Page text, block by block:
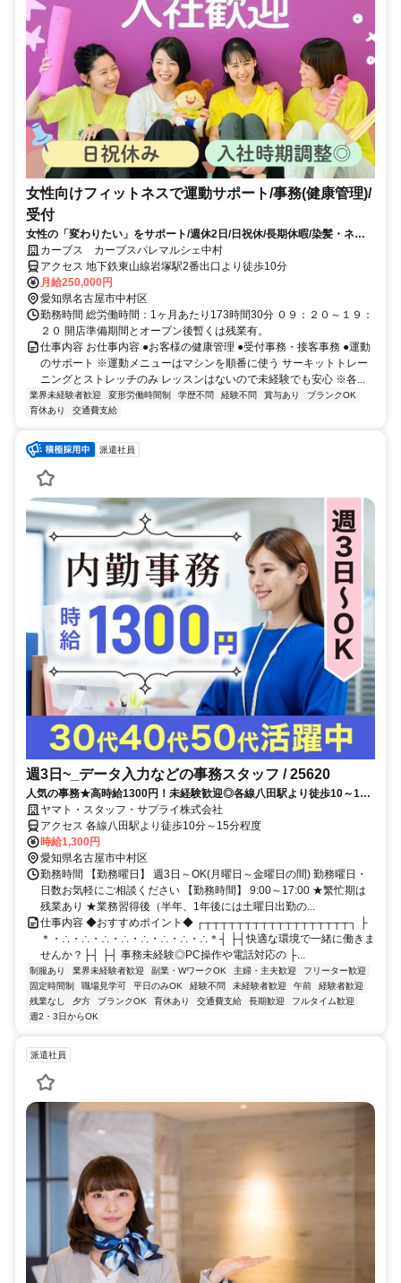
女性向けフィットネスで運動サポート/事務(健康管理)/
受付
女性の「変わりたい」をサポート/週休2日/日祝休/長期休暇/染髪・ネイ
ルOK※規定内
カーブス カーブスパレマルシェ中村
アクセス 地下鉄東山線岩塚駅2番出口より徒歩10分
月給250,000円
愛知県名古屋市中村区
勤務時間 総労働時間：1ヶ月あたり173時間30分 ０９：２０～１９：
２０ 開店準備期間とオープン後暫くは残業有。
仕事内容 お仕事内容 ●お客様の健康管理 ●受付事務・接客事務 ●運動
のサポート ※運動メニューはマシンを順番に使う サーキットトレー
ニングとストレッチのみ レッスンはないので未経験でも安心 ※各...
業界未経験者歓迎 変形労働時間制 学歴不問 経験不問 賞与あり
ブランクOK
育休あり
交通費支給
派遣社員
週3日~_データ入力などの事務スタッフ / 25620
人気の事務★高時給1300円！未経験歓迎◎各線八田駅より徒歩10～15
分◆車・バイク・自転車通勤可！
ヤマト・スタッフ・サプライ株式会社
アクセス 各線八田駅より徒歩10分～15分程度
時給1,300円
愛知県名古屋市中村区
勤務時間 【勤務曜日】 週3日～OK(月曜日～金曜日の間) 勤務曜日・
日数お気軽にご相談ください 【勤務時間】 9:00～17:00 ★繁忙期は
残業あり ★業務習得後（半年、1年後には土曜日出勤の...
仕事内容 ◆おすすめポイント◆ ┌┬┬┬┬┬┬┬┬┬┬┬┬┬┬┬┬┬┬┐ ├
＊・∴・∴・∴・∴・∴・∴・∴・∴＊┤ ├┤快適な環境で一緒に働きま
せんか？├┤ ├┤ 事務未経験◎PC操作や電話対応の ├...
制服あり 業界未経験者歓迎 副業・WワークOK 主婦・主夫歓迎
フリーター歓迎
固定時間制
職場見学可 平日のみOK 経験不問 未経験者歓迎 午前
経験者歓迎
残業なし
夕方 ブランクOK 育休あり 交通費支給 長期歓迎
フルタイム歓迎
週2・3日からOK
派遣社員